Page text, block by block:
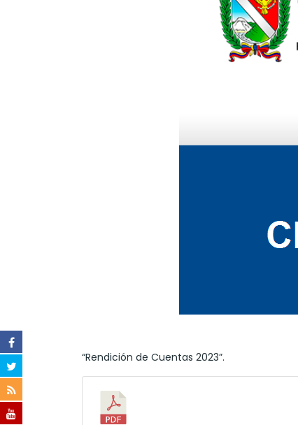
“Rendición de Cuentas 2023”.